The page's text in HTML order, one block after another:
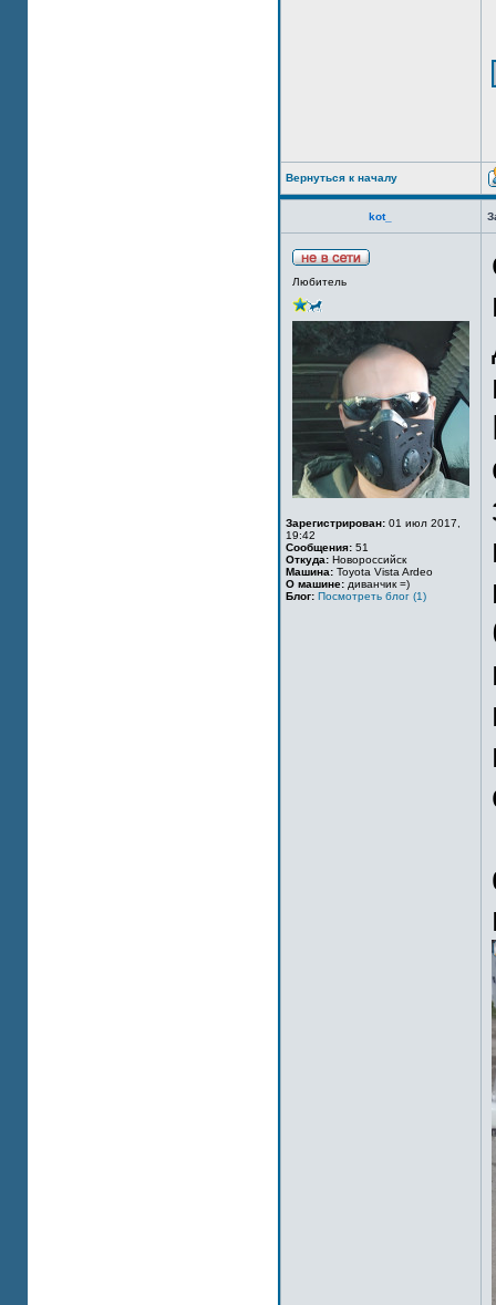
Вернуться к началу
kot_
Любитель
Зарегистрирован: 01 июл 2017,
19:42
Сообщения: 51
Откуда: Новороссийск
Машина: Toyota Vista Ardeo
О машине: диванчик =)
Блог: Посмотреть блог (1)